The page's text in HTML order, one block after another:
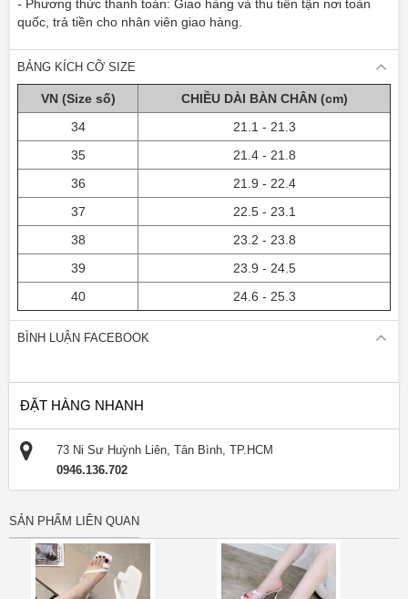
- Phương thức thanh toán: Giao hàng và thu tiền tận nơi toàn
quốc, trả tiền cho nhân viên giao hàng.
BẢNG KÍCH CỠ SIZE
VN (Size số)
CHIỀU DÀI BÀN CHÂN (cm)
34
21.1 - 21.3
35
21.4 - 21.8
36
21.9 - 22.4
37
22.5 - 23.1
38
23.2 - 23.8
39
23.9 - 24.5
40
24.6 - 25.3
BÌNH LUẬN FACEBOOK
ĐẶT HÀNG NHANH
73 Ni Sư Huỳnh Liên, Tân Bình, TP.HCM
0946.136.702
SẢN PHẨM LIÊN QUAN